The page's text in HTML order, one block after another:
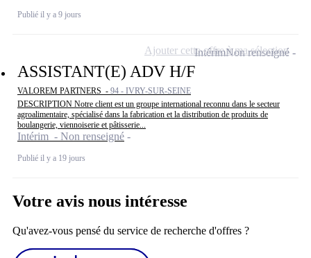
Publié il y a 9 jours
ASSISTANT(E) ADV H/F
VALOREM PARTNERS - 94 - IVRY-SUR-SEINE
DESCRIPTION Notre client est un groupe international reconnu dans le secteur
agroalimentaire, spécialisé dans la fabrication et la distribution de produits de
boulangerie, viennoiserie et pâtisserie...
Intérim - Non renseigné
Publié il y a 19 jours
IntérimNon renseigné
Ajouter cette offre à ma sélection
Votre avis nous intéresse
Qu'avez-vous pensé du service de recherche d'offres ?